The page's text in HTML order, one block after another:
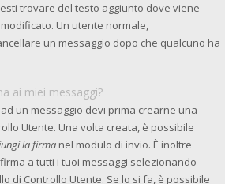
trovare del testo aggiunto dove viene
Un utente normale,
un messaggio dopo che qualcuno ha
ai miei messaggi?
un messaggio devi prima crearne una
Utente. Una volta creata, è possibile
la firma nel modulo di invio. È inoltre
a tutti i tuoi messaggi selezionando
di Controllo Utente. Se lo si fa, è possibile